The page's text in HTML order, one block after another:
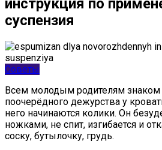
инструкция по
суспензия
Советы
Всем молодым родителям знаком
поочерёдного дежурства у
него начинаются колики. Он
ножками, не спит, изгибается и
соску, бутылочку, грудь.